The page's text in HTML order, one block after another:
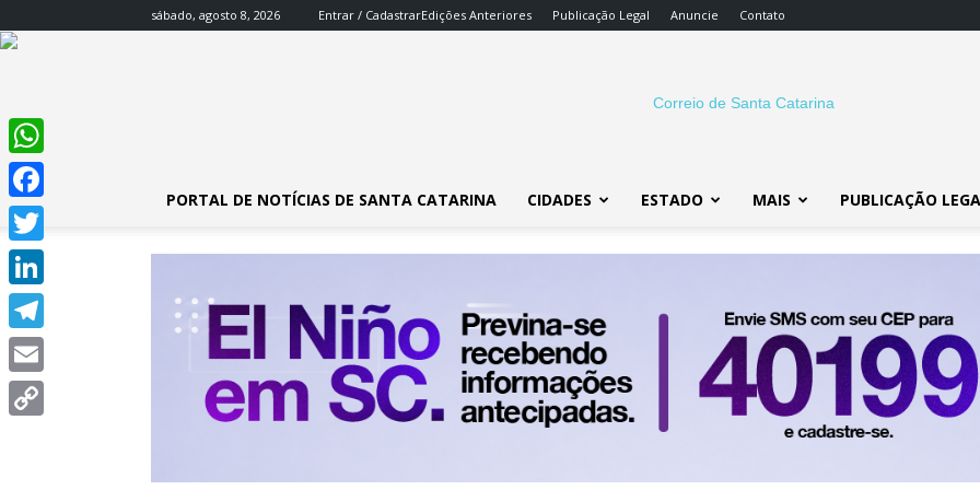
sábado, agosto 8, 2026 Entrar / CadastrarEdições Anteriores Publicação Legal Anuncie Contato
SC
PORTAL DE NOTÍCIAS DE SANTA CATARINA CIDADES ESTADO MAIS PUBLICAÇÃO
WhatsApp
Facebook
Twitter
LinkedIn
Telegram
Email